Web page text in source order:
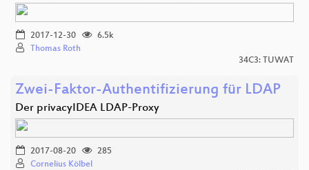
2017-12-30
6.5k
Thomas Roth
34C3: TUWAT
Zwei-Faktor-Authentifizierung für LDAP
Der privacyIDEA LDAP-Proxy
2017-08-20
285
Cornelius Kölbel